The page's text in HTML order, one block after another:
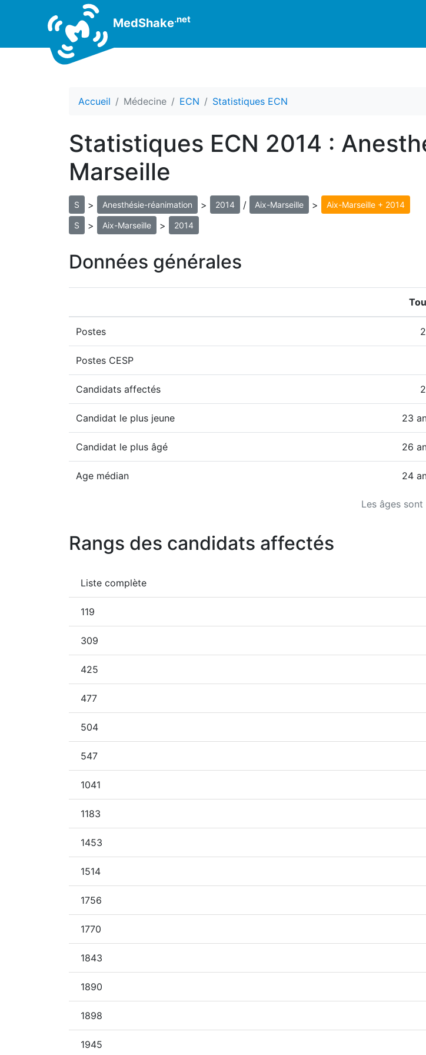
MedShake.net
Accueil Médecine ECN Statistiques ECN
Statistiques ECN 2014 :
Marseille
S > Anesthésie-réanimation > 2014 / Aix-Marseille > Aix-Marseille + 2014
S > Aix-Marseille > 2014
Données générales
Les âges
Postes
Postes CESP
Candidats affectés
Candidat le plus jeune 23
Candidat le plus âgé 26
Age médian 24
Rangs des candidats affectés
Liste complète
119
309
425
477
504
547
1041
1183
1453
1514
1756
1770
1843
1890
1898
1945